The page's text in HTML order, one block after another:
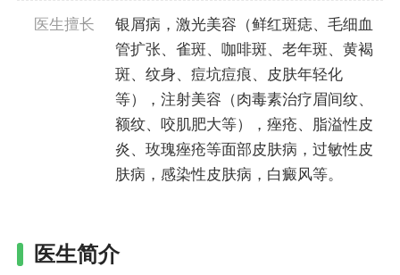
医生擅长
银屑病，激光美容（鲜红斑痣、毛细血
管扩张、雀斑、咖啡斑、老年斑、黄褐
斑、纹身、痘坑痘痕、皮肤年轻化
等），注射美容（肉毒素治疗眉间纹、
额纹、咬肌肥大等），痤疮、脂溢性皮
炎、玫瑰痤疮等面部皮肤病，过敏性皮
肤病，感染性皮肤病，白癜风等。
医生简介